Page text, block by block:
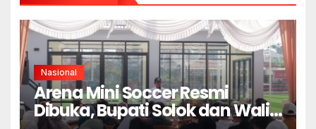
Nasional
Arena Mini Soccer Resmi
Dibuka, Bupati Solok dan Wali